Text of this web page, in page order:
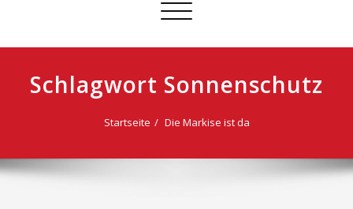
Schalte
Schlagwort Sonnenschutz
Startseite Die Markise ist da